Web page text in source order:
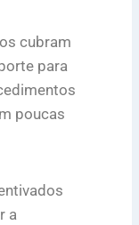
cubram
para
poucas
a